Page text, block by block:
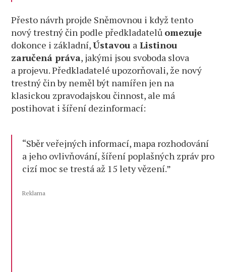
Přesto návrh projde Sněmovnou i když tento
nový trestný čin podle předkladatelů omezuje
dokonce i základní,Ústavou a Listinou
zaručená práva, jakými jsou svoboda slova
a projevu. Předkladatelé upozorňovali, že nový
trestný čin by neměl být namířen jen na
klasickou zpravodajskou činnost, ale má
postihovat i šíření dezinformací:
“Sběr veřejných informací, mapa rozhodování
a jeho ovlivňování, šíření poplašných zpráv pro
cizí moc se trestá až 15 lety vězení.”
Reklama